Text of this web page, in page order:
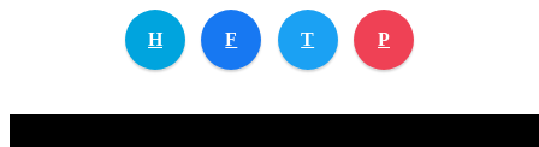
H F T P